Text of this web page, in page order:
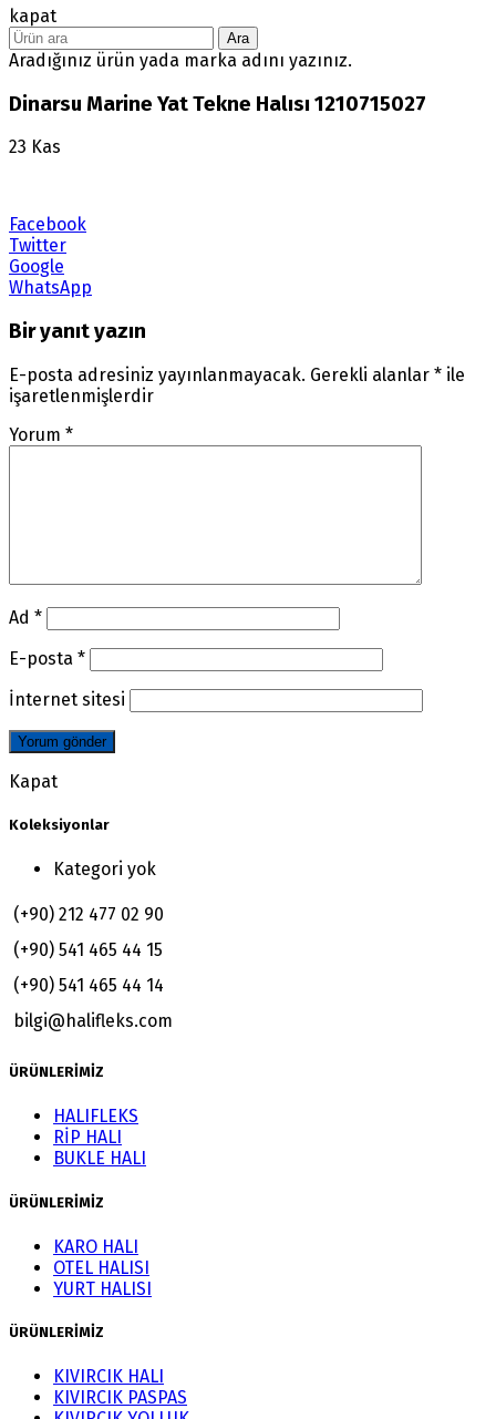
kapat
Ara
Aradığınız ürün yada marka adını yazınız.
Dinarsu Marine Yat Tekne Halısı 1210715027
23 Kas
Facebook
Twitter
Google
WhatsApp
Bir yanıt yazın
E-posta adresiniz yayınlanmayacak. Gerekli alanlar * ile
işaretlenmişlerdir
Yorum *
Ad *
E-posta *
İnternet sitesi
Kapat
Koleksiyonlar
Kategori yok
(+90) 212 477 02 90
(+90) 541 465 44 15
(+90) 541 465 44 14
bilgi@halifleks.com
ÜRÜNLERİMİZ
HALIFLEKS
RİP HALI
BUKLE HALI
ÜRÜNLERİMİZ
KARO HALI
OTEL HALISI
YURT HALISI
ÜRÜNLERİMİZ
KIVIRCIK HALI
KIVIRCIK PASPAS